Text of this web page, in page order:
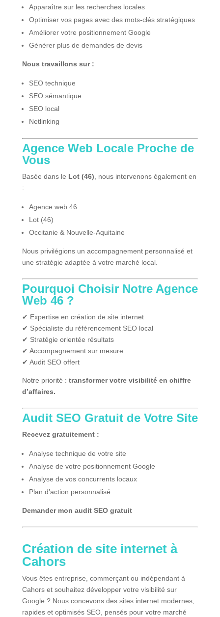
Apparaître sur les recherches locales
Optimiser vos pages avec des mots-clés stratégiques
Améliorer votre positionnement Google
Générer plus de demandes de devis
Nous travaillons sur :
SEO technique
SEO sémantique
SEO local
Netlinking
Agence Web Locale Proche de
Vous
Basée dans le Lot (46) , nous intervenons également en
:
Agence web 46
Lot (46)
Occitanie & Nouvelle-Aquitaine
Nous privilégions un accompagnement personnalisé et
une stratégie adaptée à votre marché local.
Pourquoi Choisir Notre Agence
Web 46 ?
✔ Expertise en création de site internet
✔ Spécialiste du référencement SEO local
✔ Stratégie orientée résultats
✔ Accompagnement sur mesure
✔ Audit SEO offert
Notre priorité : transformer votre visibilité en chiffre
d’affaires.
Audit SEO Gratuit de Votre Site
Recevez gratuitement :
Analyse technique de votre site
Analyse de votre positionnement Google
Analyse de vos concurrents locaux
Plan d’action personnalisé
Demander mon audit SEO gratuit
Création de site internet à
Cahors
Vous êtes entreprise, commerçant ou indépendant à
Cahors et souhaitez développer votre visibilité sur
Google ? Nous concevons des sites internet modernes,
rapides et optimisés SEO, pensés pour votre marché